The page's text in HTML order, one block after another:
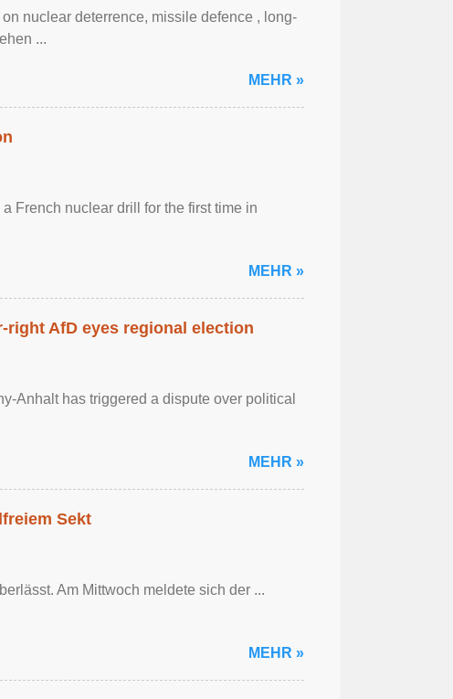
nuclear ‌deterrence, missile defence , long-
...
MEHR »
French nuclear drill for the first time in
MEHR »
AfD eyes regional election
Anhalt has triggered a dispute over political
MEHR »
Sekt
Am Mittwoch meldete sich der ...
MEHR »